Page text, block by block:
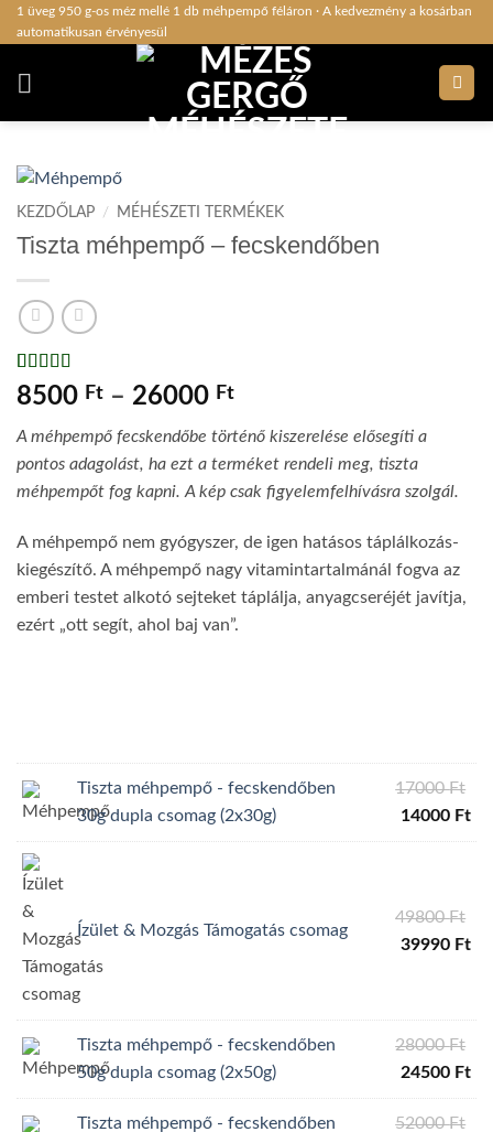
Skip1 üveg 950 g-os méz mellé 1 db méhpempő féláron · A kedvezmény a kosárban
automatikusan érvényesül
KEZDŐLAP / MÉHÉSZETI TERMÉKEK
Tiszta méhpempő – fecskendőben
Értékelés 5
az 5-ből,
1
alapján
8500 Ft – 26000 FtÁrtartomány:
-
26000 Ft
A méhpempő fecskendőbe történő kiszerelése elősegíti a
pontos adagolást, ha ezt a terméket rendeli meg, tiszta
méhpempőt fog kapni. A kép csak figyelemfelhívásra szolgál.
A méhpempő nem gyógyszer, de igen hatásos táplálkozás-
kiegészítő. A méhpempő nagy vitamintartalmánál fogva az
emberi testet alkotó sejteket táplálja, anyagcseréjét javítja,
ezért „ott segít, ahol baj van”.
Tiszta méhpempő - fecskendőben
30g dupla csomag (2x30g)
17000Ft
14000 Ft
Ízület & Mozgás Támogatás csomag
49800Ft
39990 Ft
Tiszta méhpempő - fecskendőben
50g dupla csomag (2x50g)
28000Ft
24500 Ft
Tiszta méhpempő - fecskendőben
52000Ft